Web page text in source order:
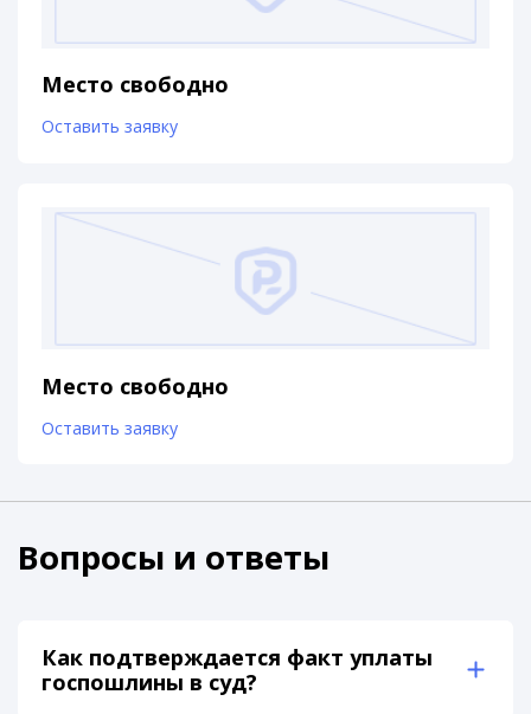
Место свободно
Оставить заявку
Место свободно
Оставить заявку
Вопросы и ответы
Как подтверждается факт уплаты
госпошлины в суд?